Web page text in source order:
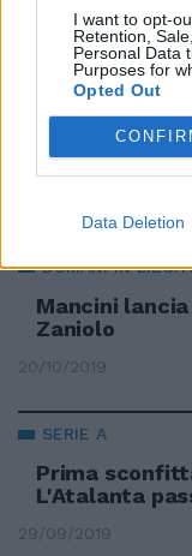
I want to opt-
Retention,
Personal Data
Purposes for
Opted Out
Data Deletion
28/10/2019
2-1 ALL'OLIMPICO
Dzeko-
il Milan
DOMANI IN
Mancini
Zaniolo
20/10/2019
SERIE A
Prima
L'Atalanta
29/09/2019